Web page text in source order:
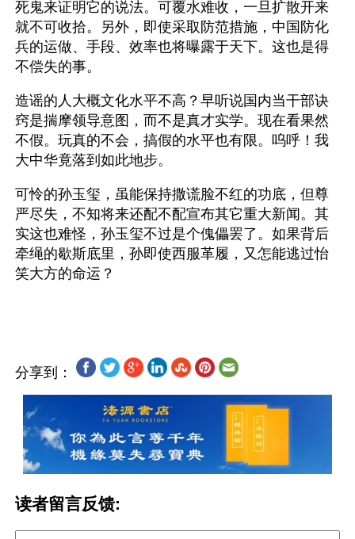
死鬼来证明它的说法。可覆水难收，一旦扩散开来
就不可收拾。另外，即使采取防范措施，中国防化
兵的运做、手段、效率也将曝露于天下。这也是得
不偿失的事。
造谣的人大概文化水平不高？早听说国内当干部诀
窍是揣摩领导意图，而不是真才实学。现在看果然
不假。玩真的不会，搞假的水平也有限。呜呼！我
大中华竟落到如此地步。
可怜的孙玉玺，虽能保持撒谎脸不红的功底，但尊
严尽失，不知将来还配不配宣布其它重大新闻。其
实这也难怪，孙玉玺不过是个傀儡罢了。如果背后
牵绳的歇斯底里，孙即使西服革履，又怎能逃过怡
笑大方的命运？
分享到：
读者留言反馈: